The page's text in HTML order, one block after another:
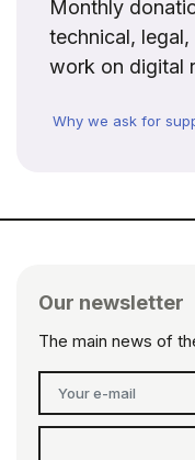
Monthly
technical,
work on digital
Why we ask for
Our newsletter
The main news of